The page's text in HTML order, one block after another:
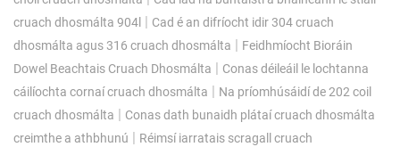
cruach dhosmálta 904l | Cad é an difríocht idir 304 cruach
dhosmálta agus 316 cruach dhosmálta | Feidhmíocht Bioráin
Dowel Beachtais Cruach Dhosmálta | Conas déileáil le lochtanna
cáilíochta cornaí cruach dhosmálta | Na príomhúsáidí de 202 coil
cruach dhosmálta | Conas dath bunaidh plátaí cruach dhosmálta
creimthe a athbhunú | Réimsí iarratais scragall cruach